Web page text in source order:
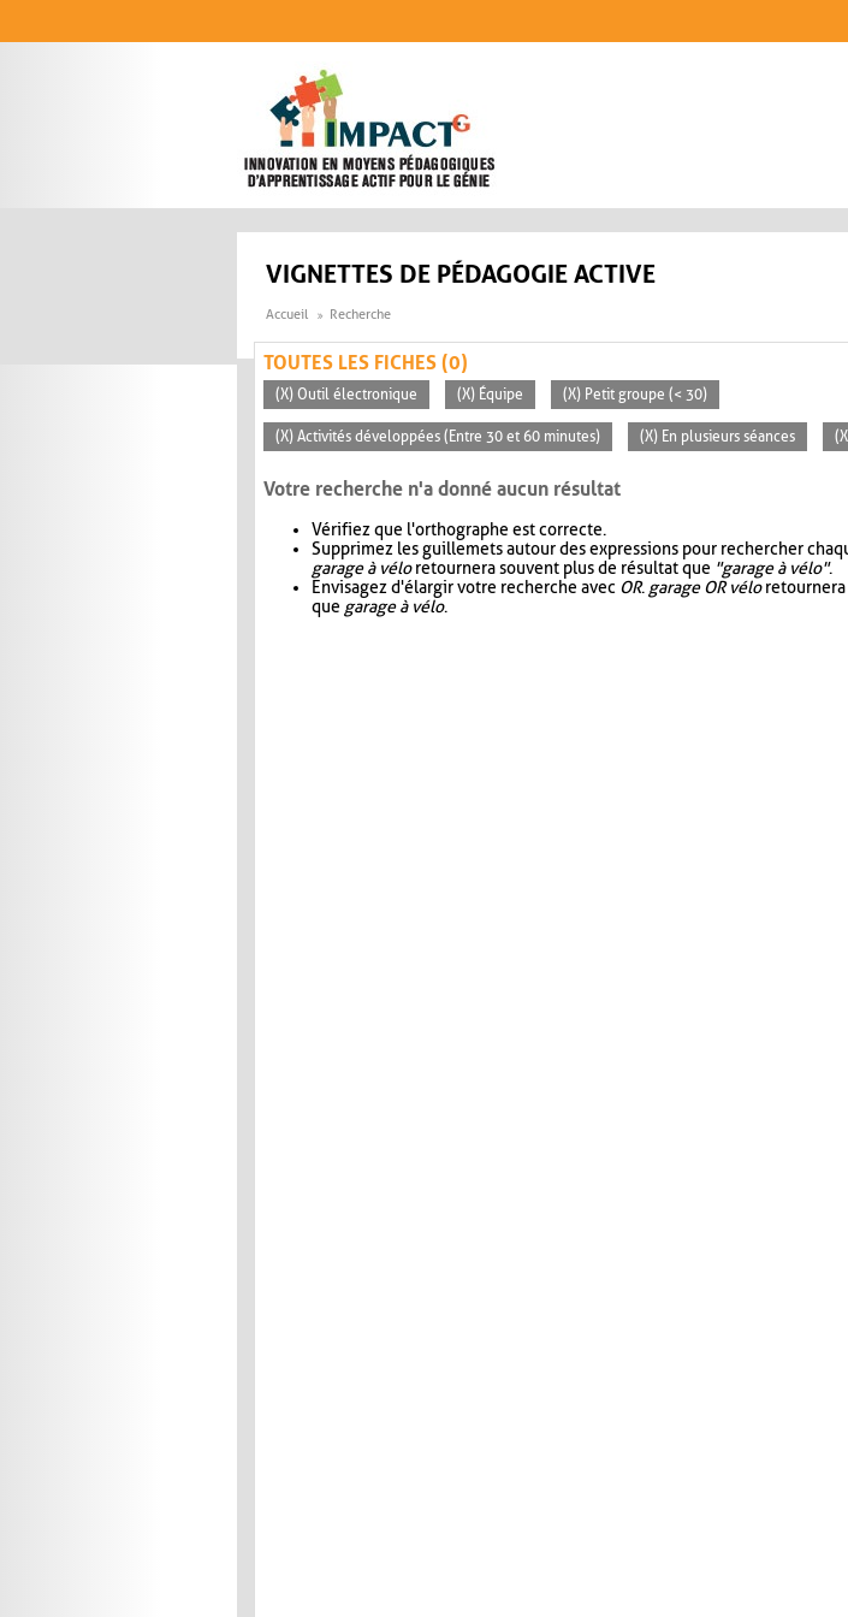
VIGNETTES DE PÉDAGOGIE ACTIVE
Accueil Recherche
TOUTES LES FICHES (0)
(X) Outil électronique (X) Équipe (X) Petit groupe (< 30)
(X) Activités développées (Entre 30 et 60 minutes) (X) En plusieurs séances
Votre recherche n'a donné aucun résultat
Vérifiez que l'orthographe est correcte.
Supprimez les guillemets autour des expressions pour rechercher
garage à véloretournera souvent plus de résultat que "garage à vélo".
Envisagez d'élargir votre recherche avec OR. garage OR véloretournera
que garage à vélo.